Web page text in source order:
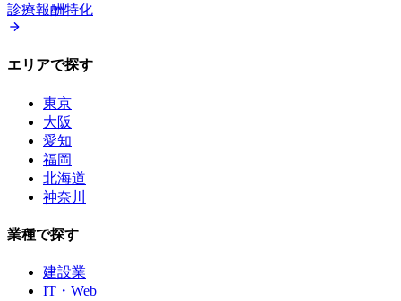
診療報酬特化
エリアで探す
東京
大阪
愛知
福岡
北海道
神奈川
業種で探す
建設業
IT・Web